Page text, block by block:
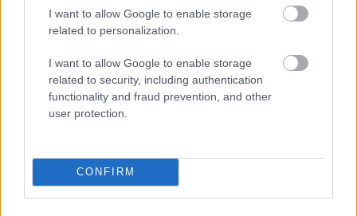
I want to allow Google to enable storage
related to personalization.
I want to allow Google to enable storage
related to security, including authentication
functionality and fraud prevention, and other
user protection.
CONFIRM
miatt elvették. Foggia eközben kiszállt a csatából, ugyanis
az 1-es kanyarban elesett. Igaz, innentől kezdve más sem
tudta beverekedni magát az első négybe: a legközelebb az
ausztrál pilóta állt ehhez, ám végül a rossz utolsó szektora
miatt 11 ezreddel kikapott Alcobától. Rajta kívül Arbolino,
Vietti és Moreira vehettek részt a Q2-ben.
😞@DENNISFOGGIA71KEEPS NOT
GETTING ALONG WITH JEREZ